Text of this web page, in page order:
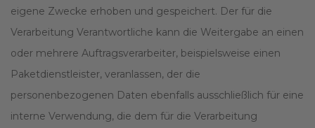
eigene Zwecke erhoben und gespeichert. Der für die
Verarbeitung Verantwortliche kann die Weitergabe an einen
oder mehrere Auftragsverarbeiter, beispielsweise einen
Paketdienstleister, veranlassen, der die
personenbezogenen Daten ebenfalls ausschließlich für eine
interne Verwendung, die dem für die Verarbeitung